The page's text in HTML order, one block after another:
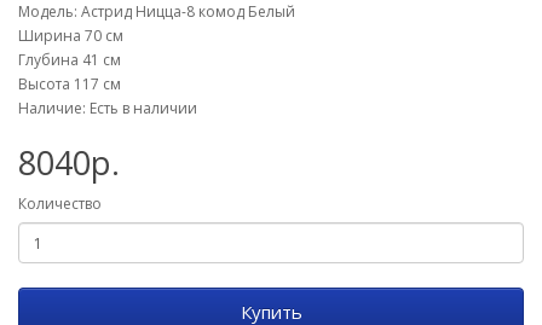
Модель: Астрид Ницца-8 комод Белый
Ширина 70 см
Глубина 41 см
Высота 117 см
Наличие: Есть в наличии
8040р.
Количество
Купить